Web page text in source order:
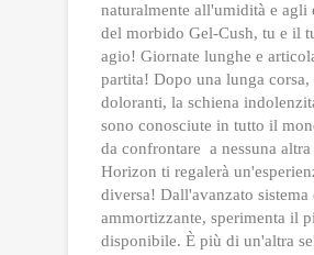
naturalmente all'umidità e agli
del morbido Gel-Cush, tu e il
agio! Giornate lunghe e
partita! Dopo una lunga
doloranti, la schiena
sono conosciute in tutto il
da confrontare a nessuna altra
Horizon ti regalerà
diversa! Dall'avanzato
ammortizzante, sperimenta il
disponibile. È più di un'altra